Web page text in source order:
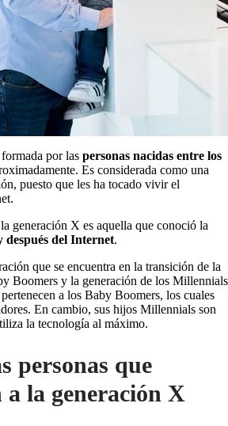
por las personas nacidas entre los
Es considerada como una
puesto que les ha tocado vivir el
generación X es aquella que conoció la
después del Internet.
que se encuentra en la transición de la
Boomers y la generación de los
a los Baby Boomers, los cuales
En cambio, sus hijos Millennials son
la tecnología al máximo.
personas que
a la generación X